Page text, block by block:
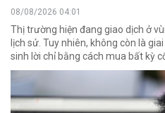
08/08/2026 04:01
Thị trường hiện đang giao dịch ở
lịch sử. Tuy nhiên, không còn là
sinh lời chỉ bằng cách mua bất kỳ